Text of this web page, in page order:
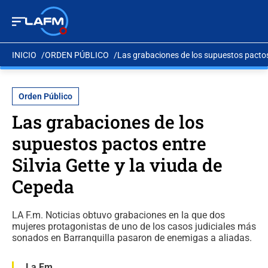
INICIO ORDEN PÚBLICO Las grabaciones de los supuestos
Orden Público
Las grabaciones de los
supuestos pactos entre
Silvia Gette y la viuda de
Cepeda
LA F.m. Noticias obtuvo grabaciones en la que dos
mujeres protagonistas de uno de los casos judiciales más
sonados en Barranquilla pasaron de enemigas a aliadas.